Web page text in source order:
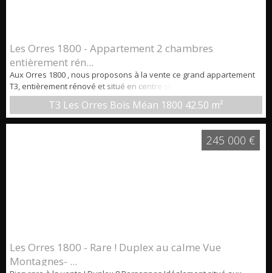
Les Orres 1800 - Appartement 2 chambres
entièrement rén...
Aux Orres 1800 , nous proposons à la vente ce grand appartement
T3, entièrement rénové et situé en centre station dans une
résidence avec piscine, salle de sport, sauna et à deux pas du front
de neige. Avec près de 43 m2, cet appartement aux prestations de
qualité offre deux chambres et une grande terrasse, et permet
ainsi d'accueillir confortablement jusqu'à six personnes. Vidéo de
T3 Les Orres Bois Méan 1800 42.50 m²
Les Orres 1800 - Rare ! Duplex au calme Vue
Montagnes- ...
245 000 €